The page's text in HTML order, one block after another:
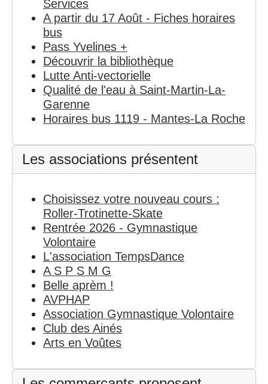
Services
A partir du 17 Août - Fiches horaires
bus
Pass Yvelines +
Découvrir la bibliothèque
Lutte Anti-vectorielle
Qualité de l'eau à Saint-Martin-La-
Garenne
Horaires bus 1119 - Mantes-La Roche
Les associations présentent
Choisissez votre nouveau cours :
Roller-Trotinette-Skate
Rentrée 2026 - Gymnastique
Volontaire
L'association TempsDance
A S P S M G
Belle aprèm !
AVPHAP
Association Gymnastique Volontaire
Club des Ainés
Arts en Voûtes